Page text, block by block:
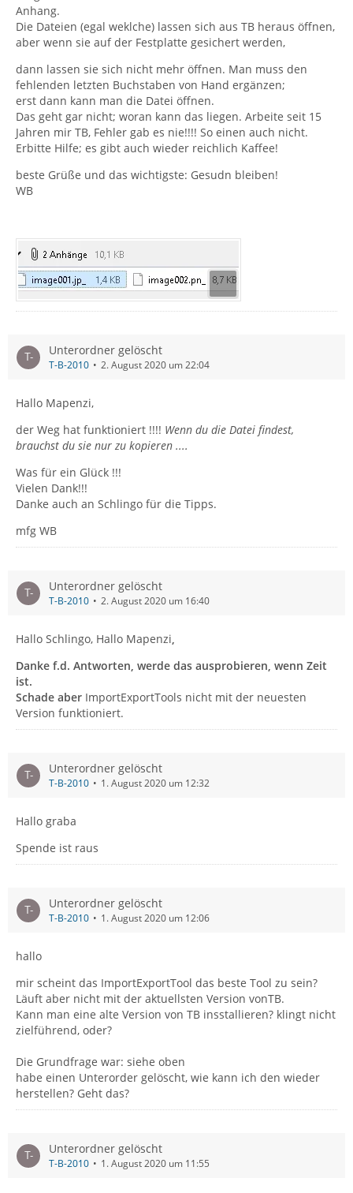
Anhang.
Die Dateien (egal weklche) lassen sich aus TB heraus öffnen,
aber wenn sie auf der Festplatte gesichert werden,
dann lassen sie sich nicht mehr öffnen. Man muss den
fehlenden letzten Buchstaben von Hand ergänzen;
erst dann kann man die Datei öffnen.
Das geht gar nicht; woran kann das liegen. Arbeite seit 15
Jahren mir TB, Fehler gab es nie!!!! So einen auch nicht.
Erbitte Hilfe; es gibt auch wieder reichlich Kaffee!
beste Grüße und das wichtigste: Gesudn bleiben!
WB
Unterordner gelöscht
T-B-2010 2. August 2020 um 22:04
Hallo Mapenzi,
der Weg hat funktioniert !!!! Wenn du die Datei findest,
brauchst du sie nur zu kopieren ....
Was für ein Glück !!!
Vielen Dank!!!
Danke auch an Schlingo für die Tipps.
mfg WB
Unterordner gelöscht
T-B-2010 2. August 2020 um 16:40
Hallo Schlingo, Hallo Mapenzi,
Danke f.d. Antworten, werde das ausprobieren, wenn Zeit
ist.
Schade aber ImportExportTools nicht mit der neuesten
Version funktioniert.
Unterordner gelöscht
T-B-2010 1. August 2020 um 12:32
Hallo graba
Spende ist raus
Unterordner gelöscht
T-B-2010 1. August 2020 um 12:06
hallo
mir scheint das ImportExportTool das beste Tool zu sein?
Läuft aber nicht mit der aktuellsten Version vonTB.
Kann man eine alte Version von TB insstallieren? klingt nicht
zielführend, oder?
Die Grundfrage war: siehe oben
habe einen Unterorder gelöscht, wie kann ich den wieder
herstellen? Geht das?
Unterordner gelöscht
T-B-2010 1. August 2020 um 11:55